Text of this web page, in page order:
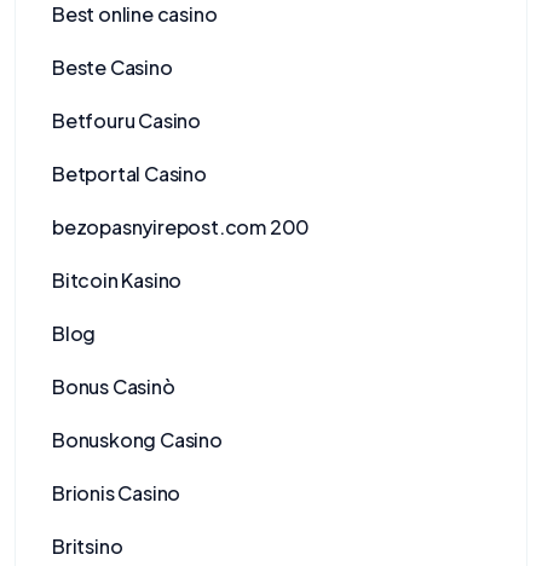
Best online casino
Beste Casino
Betfouru Casino
Betportal Casino
bezopasnyirepost.com 200
Bitcoin Kasino
Blog
Bonus Casinò
Bonuskong Casino
Brionis Casino
Britsino